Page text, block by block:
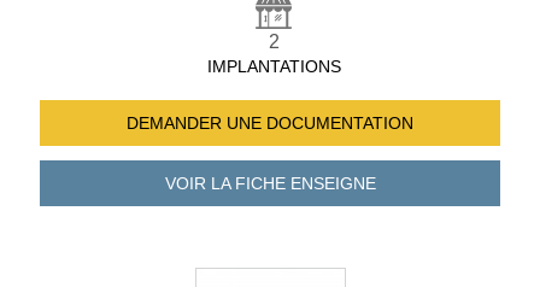
2
IMPLANTATIONS
DEMANDER UNE DOCUMENTATION
VOIR LA FICHEENSEIGNE